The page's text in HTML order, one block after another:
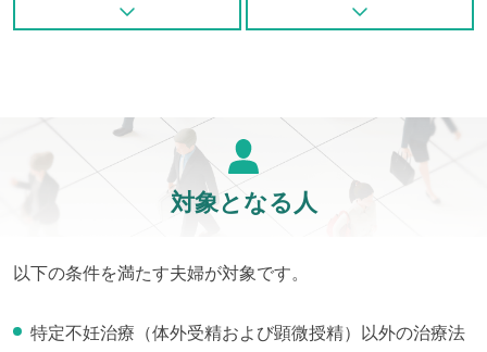
対象となる人
以下の条件を満たす夫婦が対象です。
特定不妊治療（体外受精および顕微授精）以外の治療法